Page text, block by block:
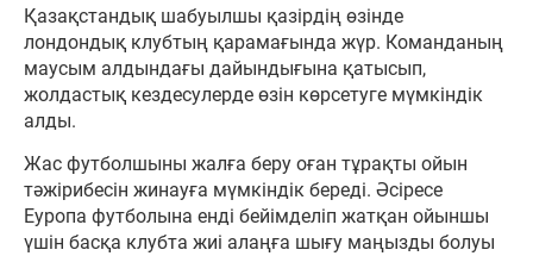
Қазақстандық шабуылшы қазірдің өзінде
лондондық клубтың қарамағында жүр. Команданың
маусым алдындағы дайындығына қатысып,
жолдастық кездесулерде өзін көрсетуге мүмкіндік
алды.
Жас футболшыны жалға беру оған тұрақты ойын
тәжірибесін жинауға мүмкіндік береді. Әсіресе
Еуропа футболына енді бейімделіп жатқан ойыншы
үшін басқа клубта жиі алаңға шығу маңызды болуы